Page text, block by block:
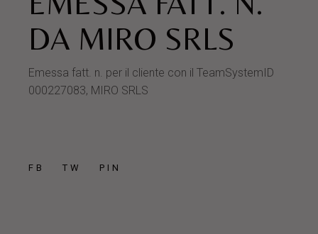
DA MIRO SRLS
Emessa fatt. n. per il cliente con il TeamSystemID
000227083, MIRO SRLS
FB TW PIN